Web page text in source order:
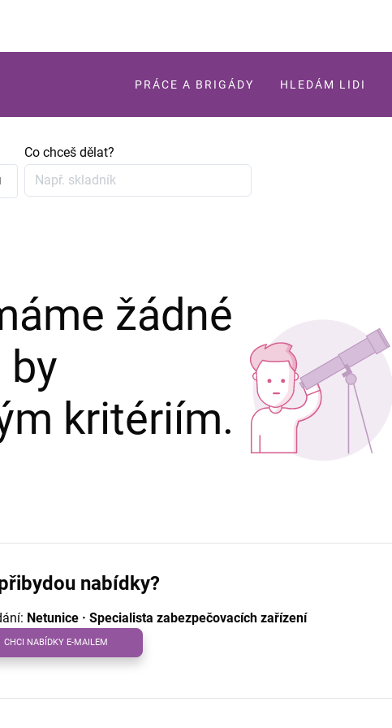
PRÁCE A BRIGÁDY HLEDÁM LIDI
Co chceš dělat?
žádné
by
kritériím.
nabídky?
Netunice · Specialista zabezpečovacích zařízení
CHCI NABÍDKY E-MAILEM